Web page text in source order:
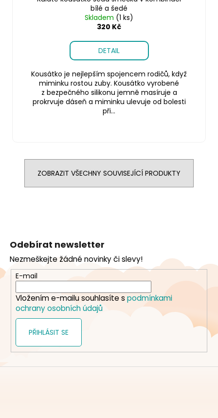
bílé a šedé
Skladem (1 ks)
320 Kč
DETAIL
Kousátko je nejlepším spojencem rodičů, když
miminku rostou zuby. Kousátko vyrobené
z bezpečného silikonu jemně masíruje a
prokrvuje dáseň a miminku ulevuje od bolesti
při...
ZOBRAZIT VŠECHNY SOUVISEJÍCÍ PRODUKTY
a
t
Odebírat newsletter
Nezmeškejte žádné novinky či slevy!
E-mail
Vložením e-mailu souhlasíte s podmínkami
ochrany osobních údajů
PŘIHLÁSIT SE